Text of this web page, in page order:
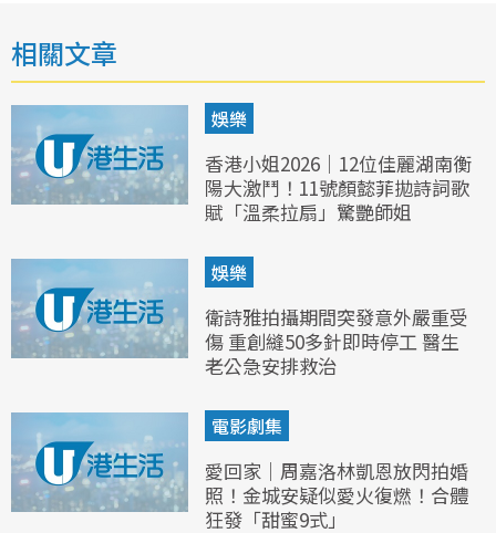
相關文章
娛樂
香港小姐2026｜12位佳麗湖南衡
陽大激鬥！11號顏懿菲拋詩詞歌
賦「溫柔拉扇」驚艷師姐
娛樂
衛詩雅拍攝期間突發意外嚴重受
傷 重創縫50多針即時停工 醫生
老公急安排救治
電影劇集
愛回家｜周嘉洛林凱恩放閃拍婚
照！金城安疑似愛火復燃！合體
狂發「甜蜜9式」